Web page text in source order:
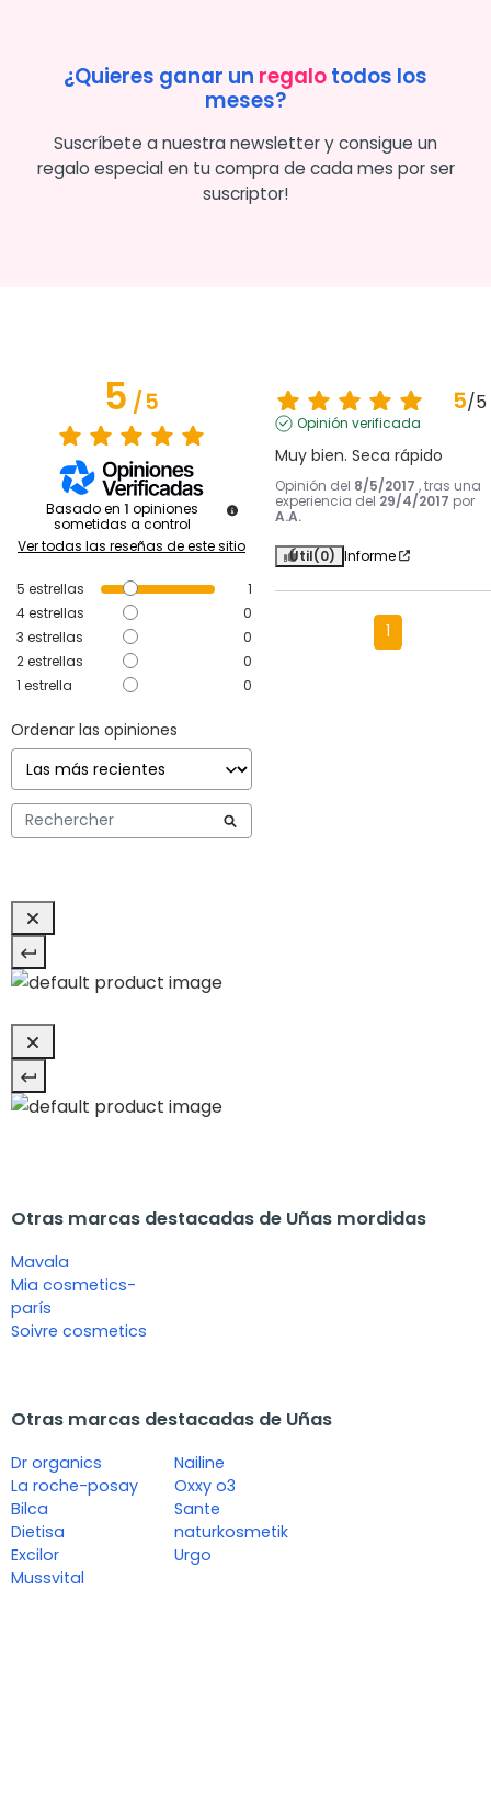
¿Quieres ganar un regalotodos los
meses?
Suscríbete a nuestra newsletter y consigue un
regalo especial en tu compra de cada mes por ser
suscriptor!
5/5
Basado en 1 opiniones
sometidas a control
Ver todas las reseñas de este sitio
5 estrellas
1
4estrellas
0
3 estrellas
0
2estrellas
0
1 estrella 0
Ordenar las opiniones
5/5
Opinión verificada
Muy bien. Seca rápido
Opinión del 8/5/2017 , tras una
experiencia del 29/4/2017 por
A.A.
Útil(0) Informe
1
Otras marcas destacadas de Uñas mordidas
Mavala
Mia cosmetics-
parís
Soivre cosmetics
Otras marcas destacadas de Uñas
Dr organics
La roche-posay
Bilca
Dietisa
Excilor
Mussvital
Nailine
Oxxy o3
Sante
naturkosmetik
Urgo